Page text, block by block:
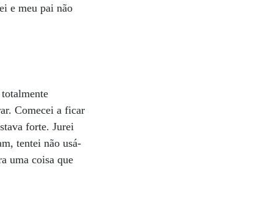
e meu pai não
Comecei a ficar
forte. Jurei
tentei não usá-
uma coisa que